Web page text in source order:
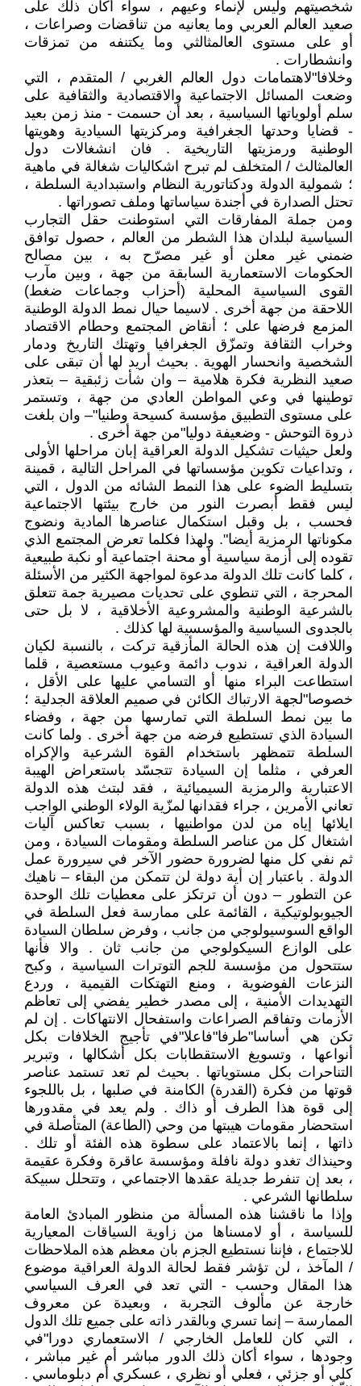
شخصيتهم وليس لإنماء وعيهم ، سواء أكان ذلك على
صعيد العالم العربي وما يعانيه من تناقضات وصراعات ،
أو على مستوى العالمثالثي وما يكتنفه من تمزقات
وانشطارات .
وخلافا"لاهتمامات دول العالم الغربي / المتقدم ، التي
وضعت المسائل الاجتماعية والاقتصادية والثقافية على
سلم أولوياتها السياسية ، بعد أن حسمت - منذ زمن بعيد
- قضايا وحدتها الجغرافية ومركزيتها السيادية وهويتها
الوطنية ورمزيتها التاريخية . فان انشغالات دول
العالمثالث / المتخلف لم تبرح اشكاليات شغالة في ماهية
؛ شمولية الدولة ودكتاتورية النظام واستبدادية السلطة ،
تحتل الصدارة في أجندة سياساتها وملف تصوراتها .
ومن جملة المفارقات التي استوطنت حقل التجارب
السياسية لبلدان هذا الشطر من العالم ، حصول توافق
ضمني غير معلن أو غير مصرّح به ، بين مصالح
الحكومات الاستعمارية السابقة من جهة ، وبين مآرب
القوى السياسية المحلية (أحزاب وجماعات ضغط)
اللاحقة من جهة أخرى . لاسيما حيال نمط الدولة الوطنية
المزمع فرضها على ؛ أنقاض المجتمع وحطام الاقتصاد
وخراب الثقافة وتمزّق الجغرافيا وتهتك التاريخ ودمار
الشخصية وانحسار الهوية . بحيث أريد لها أن تبقى على
صعيد النظرية فكرة هلامية – وان شأت زئبقية – بتعذر
توطينها في وعي المواطن العادي من جهة ، وتستمر
على مستوى التطبيق مؤسسة كسيحة وطنيا"– وان بلغت
ذروة التوحش - وضعيفة دوليا"من جهة أخرى .
ولعل حيثيات تشكيل الدولة العراقية إبان مراحلها الأولى
، وتداعيات تكوين مؤسساتها في المراحل التالية ، قمينة
بتسليط الضوء على هذا النمط الشائه من الدول ، التي
ليس فقط أبصرت النور من خارج بيئتها الاجتماعية
فحسب ، بل وقبل استكمال عناصرها المادية ونضوج
مكوناتها الرمزية أيضا". ولهذا فكلما تعرض المجتمع الذي
تقوده إلى أزمة سياسية أو محنة اجتماعية أو نكبة طبيعية
، كلما كانت تلك الدولة مدعوة لمواجهة الكثير من الأسئلة
المحرجة ، التي تنطوي على تحديات مصيرية جمة تتعلق
بالشرعية الوطنية والمشروعية الأخلاقية ، لا بل حتى
بالجدوى السياسية والمؤسسية لها كذلك .
واللافت إن هذه الحالة المأزقية تركت ، بالنسبة لكيان
الدولة العراقية ، ندوب دائمة وعيوب مستعصية ، قلما
استطاعت البراء منها أو التسامي عليها على الأقل ،
خصوصا"لجهة الارتباك الكائن في صميم العلاقة الجدلية ؛
ما بين نمط السلطة التي تمارسها من جهة ، وفضاء
السيادة الذي تستطيع فرضه من جهة أخرى . ولما كانت
السلطة تتمظهر باستخدام القوة الشرعية والإكراه
العرفي ، مثلما إن السيادة تتجسّد باستعراض الهيبة
الاعتبارية والرمزية السيميائية ، فقد لبتث هذه الدولة
تعاني الأمرين ، جراء فقدانها لمزّية الولاء الوطني الواجب
ايلائها إياه من لدن مواطنيها ، بسبب تعاكس آليات
اشتغال كل من عناصر السلطة ومقومات السيادة ، ومن
ثم نفي كل منها لضرورة حضور الآخر في سيرورة عمل
الدولة . باعتبار إن أية دولة لن تتمكن من البقاء – ناهيك
عن التطور – دون أن ترتكز على معطيات تلك الوحدة
الجيوبولوتيكية ، القائمة على ممارسة فعل السلطة في
الواقع السوسيولوجي من جانب ، وفرض سلطان السيادة
على الوازع السيكولوجي من جانب ثان . والا فأنها
ستتحول من مؤسسة للجم التوترات السياسية ، وكبح
النزعات الفوضوية ، ومنع التهتكات القيمية ، وردع
التهديدات الأمنية ، إلى مصدر خطير يفضي إلى تعاظم
الأزمات وتفاقم الصراعات واستفحال الانتهاكات . إن لم
تكن هي أساسا"طرفا"فاعلا"في تأجيج الخلافات بكل
أنواعها ، وتسويغ الاستقطابات بكل أشكالها ، وتبرير
التناحرات بكل مستوياتها . بحيث لم تعد تستمد عناصر
قوتها من فكرة (القدرة) الكامنة في صلبها ، بل باللجوء
إلى قوة هذا الطرف أو ذاك . ولم يعد في مقدورها
استحضار مقومات هيبتها من وحي (الطاعة) المتأصلة في
ذاتها ، إنما بالاعتماد على سطوة هذه الفئة أو تلك .
وحينذاك تغدو دولة نافلة ومؤسسة عاقرة وفكرة عقيمة
، بعد إن تنفرط جديلة عقدها الاجتماعي ، وتتحلل سبيكة
سلطانها الشرعي .
وإذا ما ناقشنا هذه المسألة من منظور المبادئ العامة
للسياسة ، أو لامسناها من زاوية السياقات المعيارية
للاجتماع ، فإننا نستطيع الجزم بان معظم هذه الملاحظات
/ المآخذ ، لن تؤشر فقط لحالة الدولة العراقية موضوع
هذا المقال وحسب - التي تعد في العرف السياسي
خارجة عن مألوف التجربة ، وبعيدة عن معروف
الممارسة – إنما تسري وبالقدر ذاته على جميع تلك الدول
، التي كان للعامل الخارجي / الاستعماري دورا"في
وجودها ، سواء أكان ذلك الدور مباشر أم غير مباشر ،
كلي أو جزئي ، فعلي أو نظري ، عسكري أم دبلوماسي .